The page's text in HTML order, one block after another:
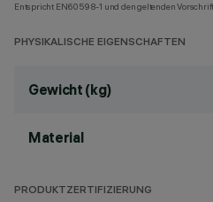
Entspricht EN60598-1 und den geltenden
PHYSIKALISCHE EIGENSCHAFTEN
Gewicht (kg)
Material
PRODUKTZERTIFIZIERUNG